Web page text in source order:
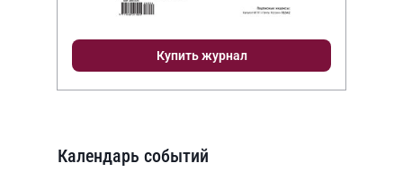
Купить журнал
Календарь событий